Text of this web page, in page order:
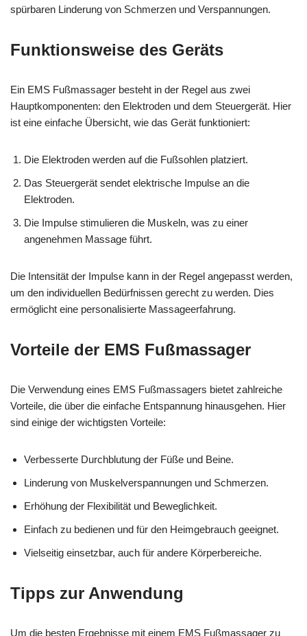
spürbaren Linderung von Schmerzen und Verspannungen.
Funktionsweise des Geräts
Ein EMS Fußmassager besteht in der Regel aus zwei
Hauptkomponenten: den Elektroden und dem Steuergerät. Hier
ist eine einfache Übersicht, wie das Gerät funktioniert:
Die Elektroden werden auf die Fußsohlen platziert.
Das Steuergerät sendet elektrische Impulse an die
Elektroden.
Die Impulse stimulieren die Muskeln, was zu einer
angenehmen Massage führt.
Die Intensität der Impulse kann in der Regel angepasst werden,
um den individuellen Bedürfnissen gerecht zu werden. Dies
ermöglicht eine personalisierte Massageerfahrung.
Vorteile der EMS Fußmassager
Die Verwendung eines EMS Fußmassagers bietet zahlreiche
Vorteile, die über die einfache Entspannung hinausgehen. Hier
sind einige der wichtigsten Vorteile:
Verbesserte Durchblutung der Füße und Beine.
Linderung von Muskelverspannungen und Schmerzen.
Erhöhung der Flexibilität und Beweglichkeit.
Einfach zu bedienen und für den Heimgebrauch geeignet.
Vielseitig einsetzbar, auch für andere Körperbereiche.
Tipps zur Anwendung
Um die besten Ergebnisse mit einem EMS Fußmassager zu